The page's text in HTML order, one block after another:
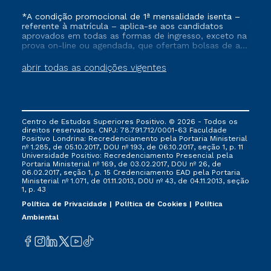
abrir todas as condições vigentes
*A condição promocional de 1ª mensalidade isenta –
referente à matrícula – aplica-se aos candidatos
aprovados em todas as formas de ingresso, exceto na
prova on-line ou agendada, que ofertam bolsas de até
vigente, que ainda não tenham efetivado e/ou não
tenham cancelado ou trancado sua matrícula em uma
via FIES, Prouni e outros programas governamentais, e
não se acumula com nenhuma outra campanha
ofertada pela Instituição.
Centro de Estudos Superiores Positivo. © 2026 - Todos os
direitos reservados. CNPJ: 78.791.712/0001-63 Faculdade
Positivo Londrina: Recredenciamento pela Portaria Ministerial
nº 1.285, de 05.10.2017, DOU nº 193, de 06.10.2017, seção 1, p. 11
Universidade Positivo: Recredenciamento Presencial ​pela
Portaria Ministerial nº 169, de 03.02.2017, DOU nº 26, de
06.02.2017, seção 1, p. 15 Credenciamento EAD pela Portaria
Ministerial nº 1.071, de 01.11.2013, DOU nº 43, de 04.11.2013, seção
1, p. 43
Política de Privacidade
Política de Cookies
Política
Ambiental